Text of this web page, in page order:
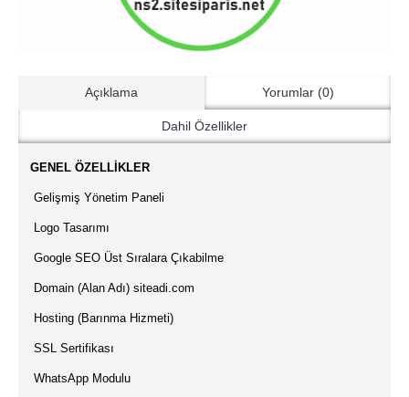
Açıklama Yorumlar (0)
Dahil Özellikler
GENEL ÖZELLİKLER
Gelişmiş Yönetim Paneli
Logo Tasarımı
Google SEO Üst Sıralara Çıkabilme
Domain (Alan Adı) siteadi.com
Hosting (Barınma Hizmeti)
SSL Sertifikası
WhatsApp Modulu